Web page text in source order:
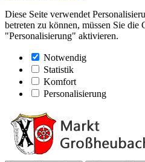
Diese Seite verwendet
betreten zu können, müssen Sie die
"Personalisierung" aktivieren.
Notwendig
Statistik
Komfort
Personalisierung